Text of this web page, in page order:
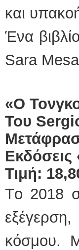
και
Ένα
Sara Μesa
«Ο
Του
Εκδόσεις
Τιμή:
Τo 2018
κόσμου.